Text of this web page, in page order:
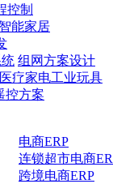
控制
智能家居
组网方案设计
医疗家电工业玩具
控方案
电商ERP
连锁超市电商
跨境电商ERP